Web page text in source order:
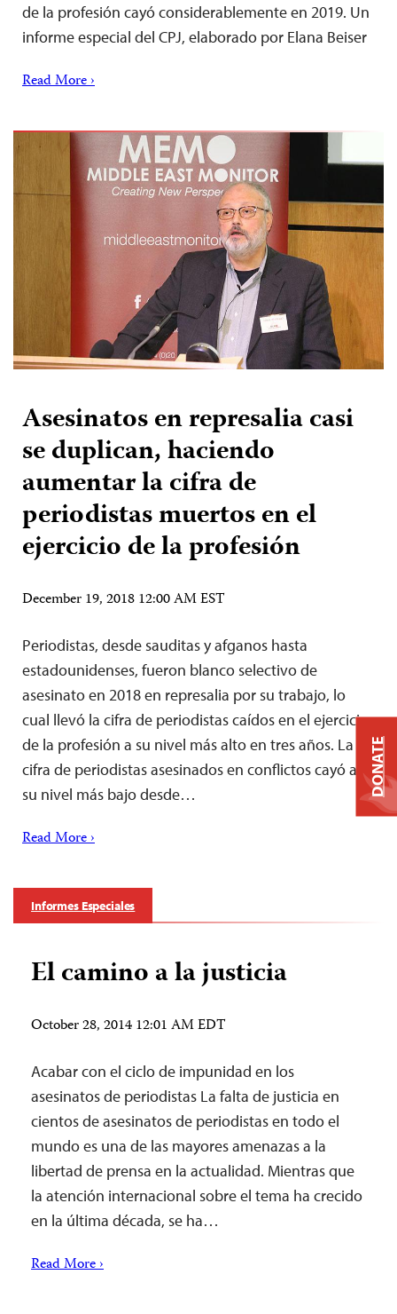
de la profesión cayó considerablemente en 2019. Un
informe especial del CPJ, elaborado por Elana Beiser
Read More ›
Asesinatos en represalia casi
se duplican, haciendo
aumentar la cifra de
periodistas muertos en el
ejercicio de la profesión
December 19, 2018 12:00 AM EST
Periodistas, desde sauditas y afganos hasta
estadounidenses, fueron blanco selectivo de
asesinato en 2018 en represalia por su trabajo, lo
cual llevó la cifra de periodistas caídos en el ejercicio
de la profesión a su nivel más alto en tres años. La
cifra de periodistas asesinados en conflictos cayó a
su nivel más bajo desde…
Read More ›
Informes Especiales
El camino a la justicia
October 28, 2014 12:01 AM EDT
Acabar con el ciclo de impunidad en los
asesinatos de periodistas La falta de justicia en
cientos de asesinatos de periodistas en todo el
mundo es una de las mayores amenazas a la
libertad de prensa en la actualidad. Mientras que
la atención internacional sobre el tema ha crecido
en la última década, se ha…
Read More ›
DONATE